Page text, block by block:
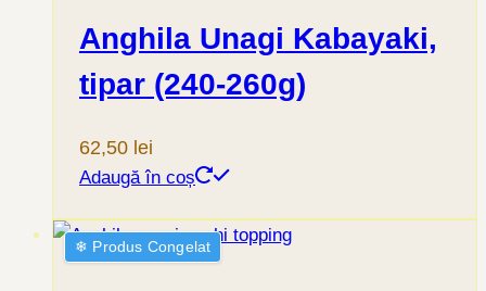
Anghila Unagi Kabayaki,
tipar (240-260g)
62,50 lei
Adaugă în coș
❄︎ Produs Congelat